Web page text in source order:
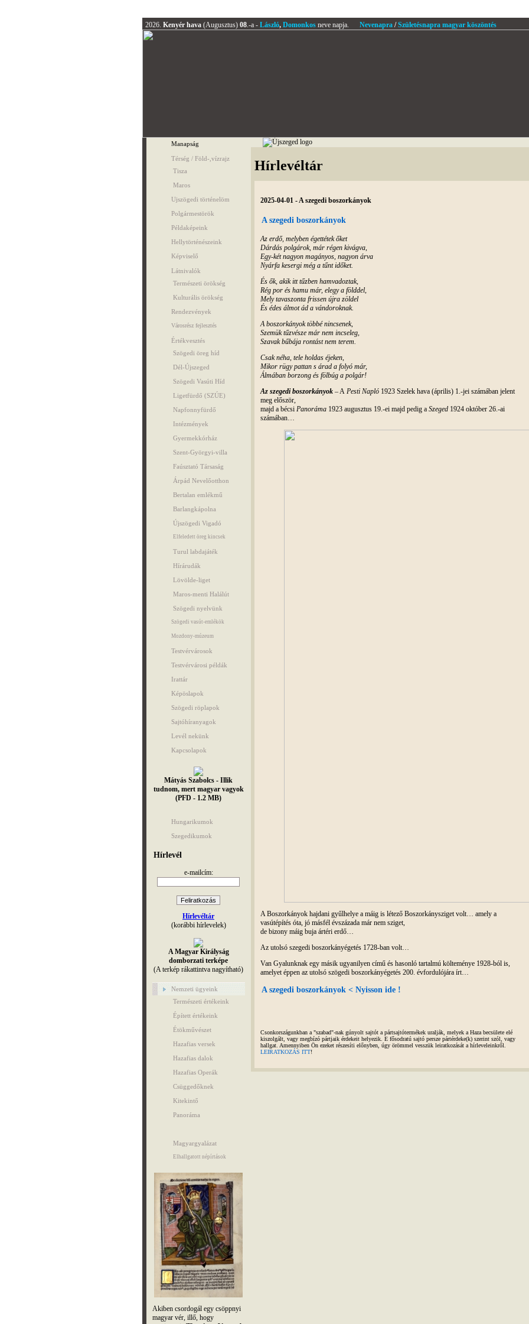
2026. Kenyér hava (Augusztus) 08.-a - László, Domonkosneve napja. Nevenapra/Születésnapra magyar köszöntés
Manapság
Térség / Föld-,vízrajz
Tisza
Maros
Ujszögedi történelöm
Polgármestörök
Példaképeink
Hellytörténészeink
Képviselő
Látnivalók
Természeti örökség
Kulturális örökség
Rendezvények
Városrész fejlesztés
Értékvesztés
Szögedi öreg híd
Dél-Újszeged
Szögedi Vasúti Híd
Ligetfürdő (SZÚE)
Napfonnyfürdő
Intézmények
Gyermekkórház
Szent-Györgyi-villa
Faúsztató Társaság
Árpád Nevelőotthon
Bertalan emlékmű
Barlangkápolna
Újszögedi Vigadó
Elfeledett öreg kincsek
Turul labdajáték
Hírárudák
Lövölde-liget
Maros-menti Halálút
Szögedi nyelvünk
Szögedi vasút-emlékök
Mozdony-múzeum
Testvérvárosok
Testvérvárosi példák
Irattár
Képöslapok
Szögedi röplapok
Sajtóhíranyagok
Levél nekünk
Kapcsolapok
Mátyás Szabolcs - Illik
tudnom, mert magyar vagyok
(PFD - 1.2 MB)
Hungarikumok
Szegedikumok
Hírlevél
e-mailcím:
Hírlevéltár
(korábbi hírlevelek)
A Magyar Királyság
domborzati terképe
(A terkép rákattintva nagyítható)
Nemzeti ügyeink
Természeti értékeink
Épített értékeink
Étökművészet
Hazafias versek
Hazafias dalok
Hazafias Operák
Csüggedőknek
Kitekintő
Panoráma
Magyargyalázat
Elhallgatott népírtások
Akiben csordogál egy csöppnyi
magyar vér, illő, hogy
Hírlevéltár
2025-04-01 - A szegedi boszorkányok
A szegedi boszorkányok
Az erdő, melyben égettétek őket
Dárdás polgárok, már régen kivágva,
Egy-két nagyon magányos, nagyon árva
Nyárfa kesergi még a tűnt időket.
És ők, akik itt tűzben hamvadoztak,
Rég por és hamu már, elegy a földdel,
Mely tavaszonta frissen újra zöldel
És édes álmot ád a vándoroknak.
A boszorkányok többé nincsenek,
Szemük tűzvésze már nem incseleg,
Szavak bűbája rontást nem terem.
Csak néha, tele holdas éjeken,
Mikor rügy pattan s árad a folyó már,
Álmában borzong és fölbúg a polgár!
Az szegedi boszorkányok– A Pesti Napló1923 Szelek hava (április) 1.-jei számában jelent
meg először,
majd a bécsi Panoráma1923 augusztus 19.-ei majd pedig a Szeged1924 október 26.-ai
számában…
A Boszorkányok hajdani gyűlhelye a máig is létező Boszorkánysziget volt… amely a
vasútépítés óta, jó másfél évszázada már nem sziget,
de bizony máig buja ártéri erdő…
Az utolsó szegedi boszorkányégetés 1728-ban volt…
Van Gyalunknak egy másik ugyanilyen című és hasonló tartalmú költeménye 1928-ból is,
amelyet éppen az utolsó szögedi boszorkányégetés 200. évfordulójára írt…
A szegedi boszorkányok < Nyisson ide !
Csonkországunkban a "szabad"-nak gúnyolt sajtót a pártsajtótermékek uralják, melyek a Haza becsülete elé
kiszolgált, vagy megbízó pártjaik érdekeit helyezik. E fősodratú sajtó persze pártérdeke(k) szerint szól, vagy
hallgat. Amennyiben Ön ezeket részesíti előnyben, úgy örömmel vesszük leiratkozását a hírleveleinkről.
LEIRATKOZÁS ITT!